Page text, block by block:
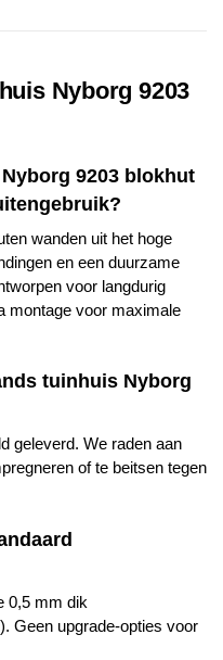
Nyborg 9203
9203 blokhut
wanden uit het hoge
en een duurzame
voor langdurig
montage voor maximale
tuinhuis Nyborg
geleverd. We raden aan
of te beitsen tegen
0,5 mm dik
Geen upgrade-opties voor